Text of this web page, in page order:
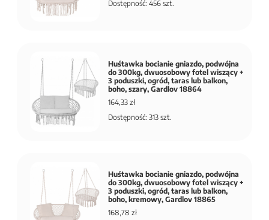
Dostępność: 456 szt.
Huśtawka bocianie gniazdo, podwójna
do 300kg, dwuosobowy fotel wiszący +
3 poduszki, ogród, taras lub balkon,
boho, szary, Gardlov 18864
164,33 zł
Dostępność: 313 szt.
Huśtawka bocianie gniazdo, podwójna
do 300kg, dwuosobowy fotel wiszący +
3 poduszki, ogród, taras lub balkon,
boho, kremowy, Gardlov 18865
168,78 zł